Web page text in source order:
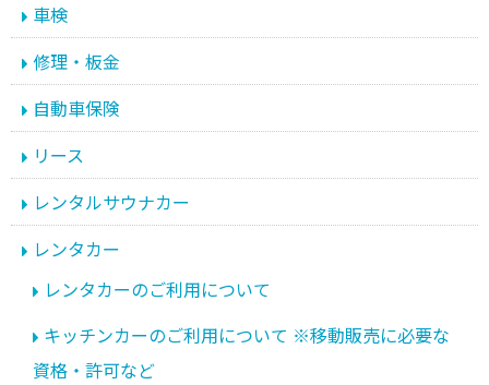
車検
修理・板金
自動車保険
リース
レンタルサウナカー
レンタカー
レンタカーのご利用について
キッチンカーのご利用について ※移動販売に必要な
資格・許可など